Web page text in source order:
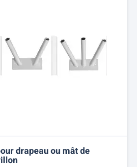
drapeau ou mât de